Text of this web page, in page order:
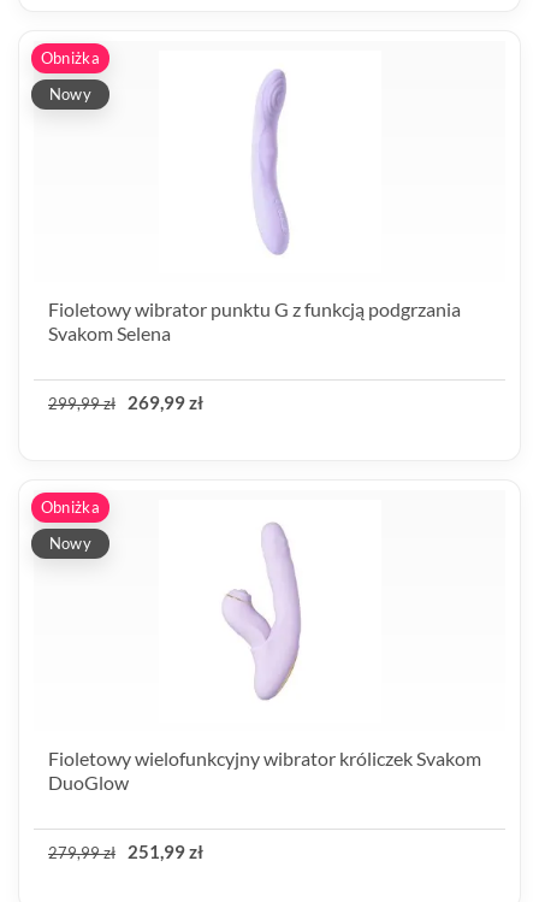
Obniżka
Nowy
Fioletowy wibrator punktu G z funkcją podgrzania
Svakom Selena
299,99 zł 269,99 zł
Obniżka
Nowy
Fioletowy wielofunkcyjny wibrator króliczek Svakom
DuoGlow
279,99 zł 251,99 zł